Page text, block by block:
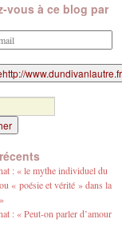
vous à ce blog par
: « le mythe individuel du
« poésie et vérité » dans la
: « Peut-on parler d’amour